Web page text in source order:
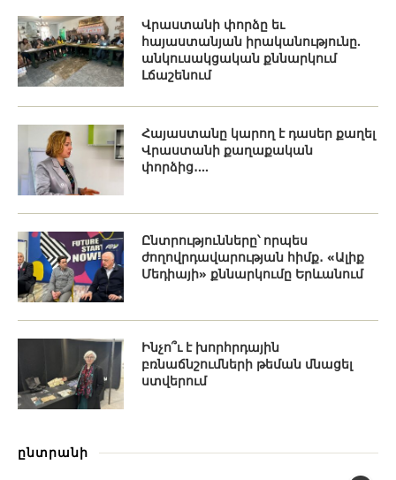
Վրաստանի փորձը եւ
հայաստանյան իրականությունը.
անկուսակցական քննարկում
Լճաշենում
Հայաստանը կարող է դասեր քաղել
Վրաստանի քաղաքական
փորձից․...
Ընտրությունները՝ որպես
ժողովրդավարության հիմք․ «Ալիք
Մեդիայի» քննարկումը Երևանում
Ինչո՞ւ է խորհրդային
բռնաճնշումների թեման մնացել
ստվերում
ընտրանի